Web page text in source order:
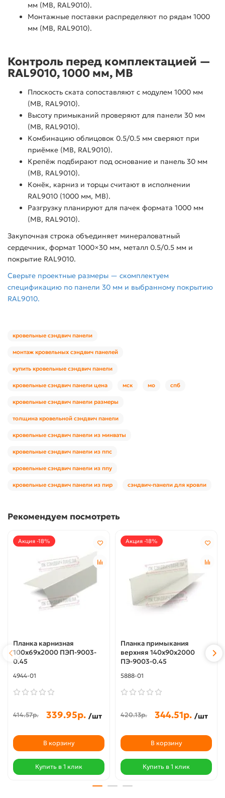
мм (МВ, RAL9010).
Монтажные поставки распределяют по рядам 1000
мм (МВ, RAL9010).
Контроль перед комплектацией —
RAL9010, 1000 мм, МВ
Плоскость ската сопоставляют с модулем 1000 мм
(МВ, RAL9010).
Высоту примыканий проверяют для панели 30 мм
(МВ, RAL9010).
Комбинацию облицовок 0.5/0.5 мм сверяют при
приёмке (МВ, RAL9010).
Крепёж подбирают под основание и панель 30 мм
(МВ, RAL9010).
Конёк, карниз и торцы считают в исполнении
RAL9010 (1000 мм, МВ).
Разгрузку планируют для пачек формата 1000 мм
(МВ, RAL9010).
Закупочная строка объединяет минераловатный
сердечник, формат 1000×30 мм, металл 0.5/0.5 мм и
покрытие RAL9010.
Сверьте проектные размеры — скомплектуем
спецификацию по панели 30 мм и выбранному покрытию
RAL9010.
кровельные сэндвич панели
монтаж кровельных сэндвич панелей
купить кровельные сэндвич панели
кровельные сэндвич панели цена мск мо спб
кровельные сэндвич панели размеры
толщина кровельной сэндвич панели
кровельные сэндвич панели из минваты
кровельные сэндвич панели из ппс
кровельные сэндвич панели из ппу
кровельные сэндвич панели из пир сэндвич-панели для кровли
Рекомендуем посмотреть
Акция -18%
Планка карнизная
100х69х2000 ПЭП-9003-
0.45
4944-01
414.57р. 339.95р. /шт
В корзину
Купить в 1 клик
Акция -18%
Планка примыкания
верхняя 140х90х2000
ПЭ-9003-0.45
5888-01
420.13р. 344.51р. /шт
В корзину
Купить в 1 клик